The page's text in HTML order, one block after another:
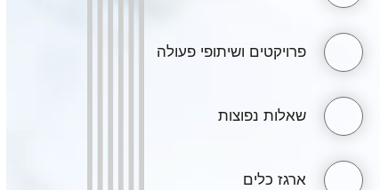
פרויקטים ושיתופי פעולה
שאלות נפוצות
ארגז כלים